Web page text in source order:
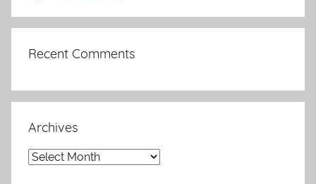
Recent Comments
Archives
Archives